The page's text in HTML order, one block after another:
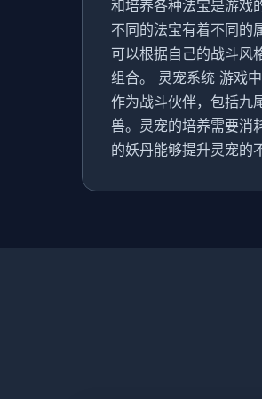
和培养各种法宝是游戏
不同的法宝有着不同的
可以根据自己的战斗风
组合。 灵宠系统 游戏
作为战斗伙伴，包括九
兽。灵宠的培养需要消
的妖丹能够提升灵宠的